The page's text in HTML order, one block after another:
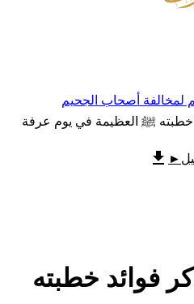
لمخالفة أصحاب الجحيم
►
فوائد خطبته